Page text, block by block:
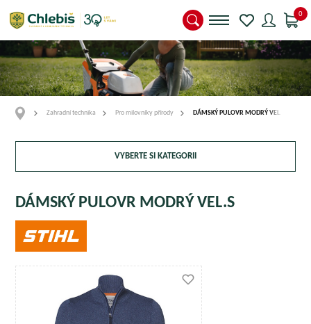
0
Zahradní technika Pro milovníky přírody DÁMSKÝ PULOVR MODRÝ VEL.S
VYBERTE SI KATEGORII
DÁMSKÝ PULOVR MODRÝ VEL.S